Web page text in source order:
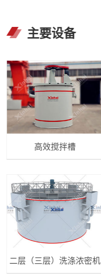
主要设备
高效搅拌槽
二层（三层）洗涤浓密机